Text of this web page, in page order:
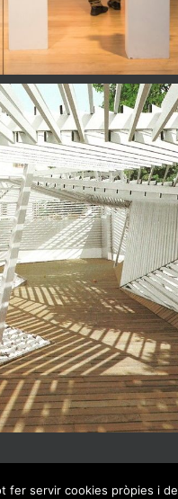
fer servir cookies pròpies i de